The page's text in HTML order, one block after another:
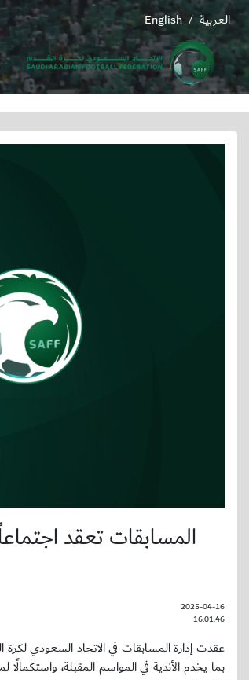
English / العربية
المسابقات تعقد
2025-04-16
16:01:46
عقدت إدارة المسابقات في الاتحاد السعودي لكرة